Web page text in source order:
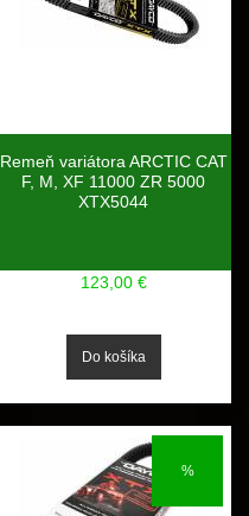
Remeň variátora ARCTIC CAT
F, M, XF 11000 ZR 5000
XTX5044
123,00 €
%